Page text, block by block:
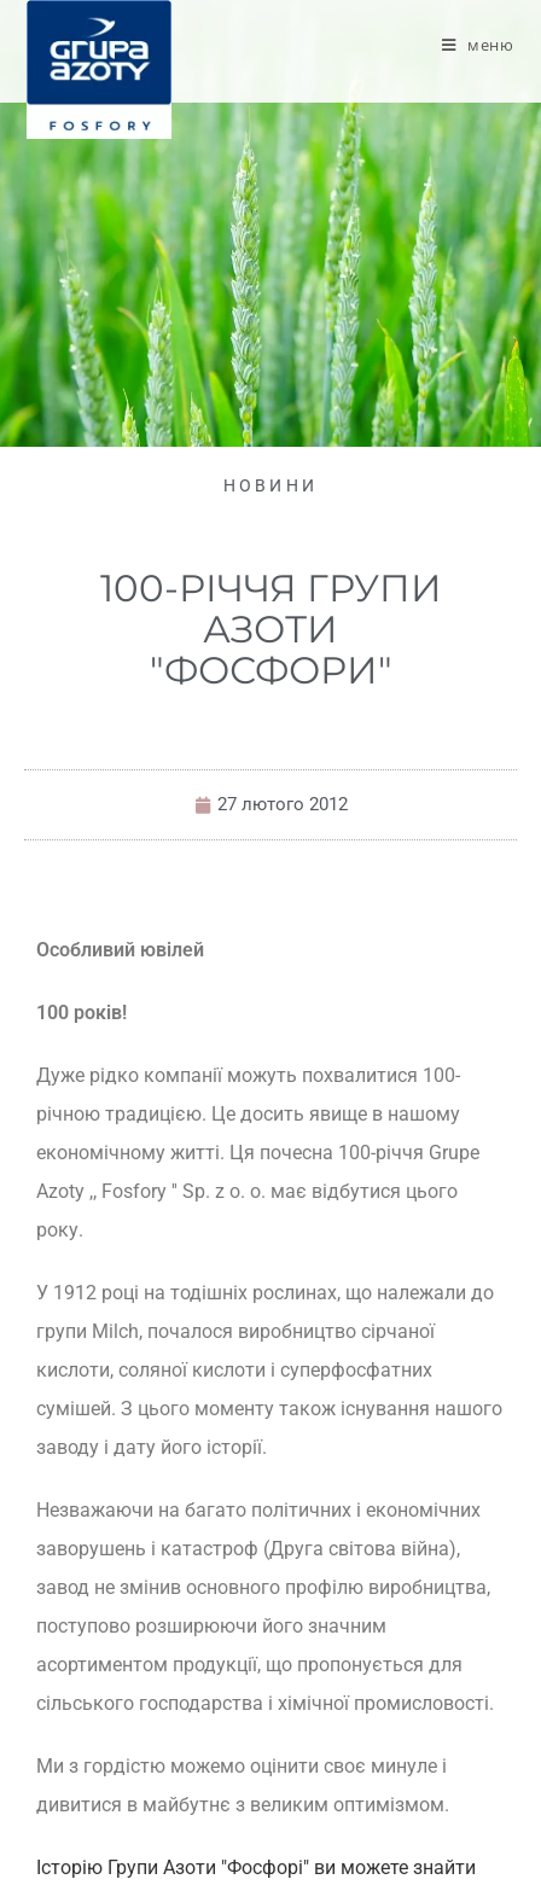
меню
НОВИНИ
100-РІЧЧЯ ГРУПИ
АЗОТИ
"ФОСФОРИ"
27 лютого 2012
Особливий ювілей
100 років!
Дуже рідко компанії можуть похвалитися 100-
річною традицією. Це досить явище в нашому
економічному житті. Ця почесна 100-річчя Grupe
Azoty ,, Fosfory '' Sp. z o. o. має відбутися цього
року.
У 1912 році на тодішніх рослинах, що належали до
групи Milch, почалося виробництво сірчаної
кислоти, соляної кислоти і суперфосфатних
сумішей. З цього моменту також існування нашого
заводу і дату його історії.
Незважаючи на багато політичних і економічних
заворушень і катастроф (Друга світова війна),
завод не змінив основного профілю виробництва,
поступово розширюючи його значним
асортиментом продукції, що пропонується для
сільського господарства і хімічної промисловості.
Ми з гордістю можемо оцінити своє минуле і
дивитися в майбутнє з великим оптимізмом.
Історію Групи Азоти "Фосфорі" ви можете знайти